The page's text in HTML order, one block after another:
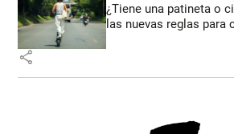
¿Tiene una patineta o
las nuevas reglas
share